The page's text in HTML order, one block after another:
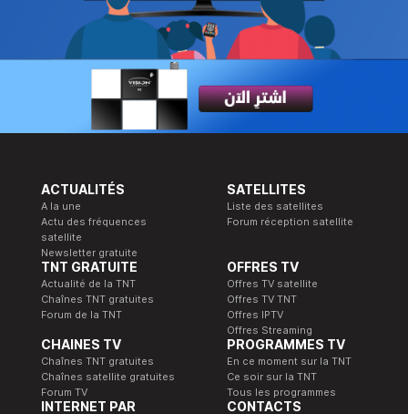
ACTUALITÉS
A la une
Actu des fréquences
satellite
Newsletter gratuite
SATELLITES
Liste des satellites
Forum réception satellite
TNT GRATUITE
Actualité de la TNT
Chaînes TNT gratuites
Forum de la TNT
OFFRES TV
Offres TV satellite
Offres TV TNT
Offres IPTV
Offres Streaming
CHAINES TV
Chaînes TNT gratuites
Chaînes satellite gratuites
Forum TV
PROGRAMMES TV
En ce moment sur la TNT
Ce soir sur la TNT
Tous les programmes
INTERNET PAR
CONTACTS